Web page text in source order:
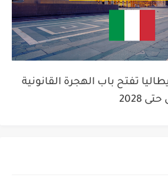
تفتح باب الهجرة القانونية
2028